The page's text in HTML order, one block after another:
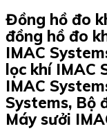
Đồng hồ đo
đồng hồ đo
IMAC
lọc khí IMAC
IMAC
Systems, Bộ
Máy sưởi